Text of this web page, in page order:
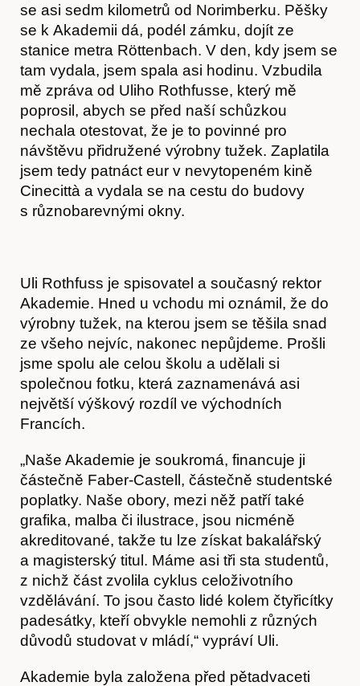
Články
se asi sedm kilometrů od Norimberku. Pěšky
se k Akademii dá, podél zámku, dojít ze
stanice metra Röttenbach. V den, kdy jsem se
tam vydala, jsem spala asi hodinu. Vzbudila
mě zpráva od Uliho Rothfusse, který mě
poprosil, abych se před naší schůzkou
nechala otestovat, že je to povinné pro
návštěvu přidružené výrobny tužek. Zaplatila
jsem tedy patnáct eur v nevytopeném kině
Cinecittà a vydala se na cestu do budovy
s různobarevnými okny.
Uli Rothfuss je spisovatel a současný rektor
Akademie. Hned u vchodu mi oznámil, že do
výrobny tužek, na kterou jsem se těšila snad
ze všeho nejvíc, nakonec nepůjdeme. Prošli
jsme spolu ale celou školu a udělali si
společnou fotku, která zaznamenává asi
největší výškový rozdíl ve východních
Francích.
„Naše Akademie je soukromá, financuje ji
částečně Faber-Castell, částečně studentské
poplatky. Naše obory, mezi něž patří také
grafika, malba či ilustrace, jsou nicméně
akreditované, takže tu lze získat bakalářský
a magisterský titul. Máme asi tři sta studentů,
z nichž část zvolila cyklus celoživotního
vzdělávání. To jsou často lidé kolem čtyřicítky
padesátky, kteří obvykle nemohli z různých
důvodů studovat v mládí,“ vypráví Uli.
Akademie byla založena před pětadvaceti